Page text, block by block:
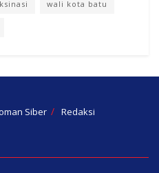
wali kota batu
Siber Redaksi